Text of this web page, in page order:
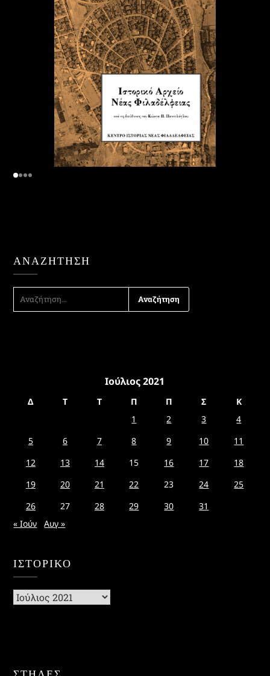
ΑΝΑΖΉΤΗΣΗ
ΑΝΑΖΉΤΗΣΗ
ΓΙΑ:
Ιούλιος 2021
Δ Τ Τ Π Π Σ
Κ
1
2 3
4
5
6 7 8 9 10
11
12
13 14 15 16 17
18
19
20 21 22 23 24
25
26
27 28 29 30
31
« Ιούν
Αυγ »
ΙΣΤΟΡΙΚΌ
Ιστορικό